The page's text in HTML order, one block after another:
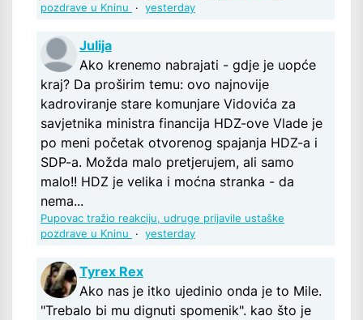
pozdrave u Kninu
· yesterday
Julija
Ako krenemo nabrajati - gdje je uopće
kraj? Da proširim temu: ovo najnovije
kadroviranje stare komunjare Vidovića za
savjetnika ministra financija HDZ-ove Vlade je
po meni početak otvorenog spajanja HDZ-a i
SDP-a. Možda malo pretjerujem, ali samo
malo!! HDZ je velika i moćna stranka - da
nema...
Pupovac tražio reakciju, udruge prijavile ustaške
pozdrave u Kninu
· yesterday
Tyrex Rex
Ako nas je itko ujedinio onda je to Mile.
"Trebalo bi mu dignuti spomenik". kao što je